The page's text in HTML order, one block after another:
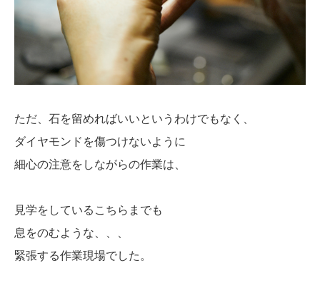
ただ、石を留めればいいというわけでもなく、
ダイヤモンドを傷つけないように
細心の注意をしながらの作業は、
見学をしているこちらまでも
息をのむような、、、
緊張する作業現場でした。